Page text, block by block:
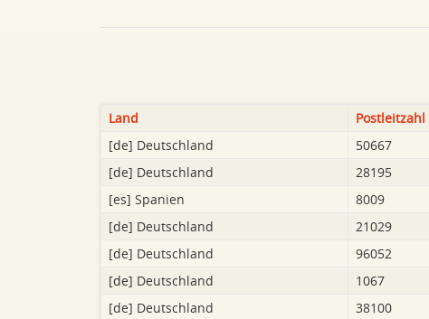
Land Postleitzahl
[de] Deutschland 50667
[de] Deutschland 28195
[es] Spanien 8009
[de] Deutschland 21029
[de] Deutschland 96052
[de] Deutschland 1067
[de] Deutschland 38100